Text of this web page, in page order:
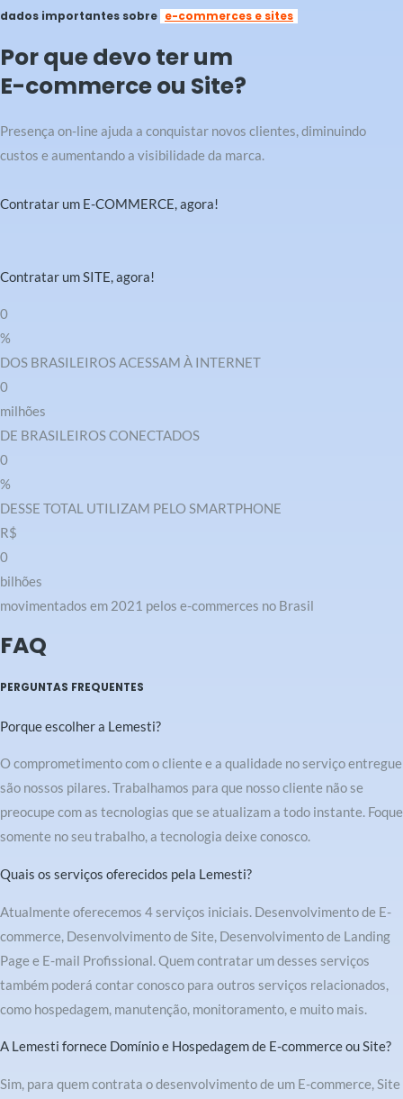
dados importantes sobre e-commerces e sites
Por que devo ter um
E-commerce ou Site?
Presença on-line ajuda a conquistar novos clientes, diminuindo
custos e aumentando a visibilidade da marca.
Contratar um E-COMMERCE, agora!
Contratar um SITE, agora!
0
%
DOS BRASILEIROS ACESSAM À INTERNET
0
milhões
DE BRASILEIROS CONECTADOS
0
%
DESSE TOTAL UTILIZAM PELO SMARTPHONE
R$
0
bilhões
movimentados em 2021 pelos e-commerces no Brasil
FAQ
PERGUNTAS FREQUENTES
Porque escolher a Lemesti?
O comprometimento com o cliente e a qualidade no serviço entregue
são nossos pilares. Trabalhamos para que nosso cliente não se
preocupe com as tecnologias que se atualizam a todo instante. Foque
somente no seu trabalho, a tecnologia deixe conosco.
Quais os serviços oferecidos pela Lemesti?
Atualmente oferecemos 4 serviços iniciais. Desenvolvimento de E-
commerce, Desenvolvimento de Site, Desenvolvimento de Landing
Page e E-mail Profissional. Quem contratar um desses serviços
também poderá contar conosco para outros serviços relacionados,
como hospedagem, manutenção, monitoramento, e muito mais.
A Lemesti fornece Domínio e Hospedagem de E-commerce ou Site?
Sim, para quem contrata o desenvolvimento de um E-commerce, Site